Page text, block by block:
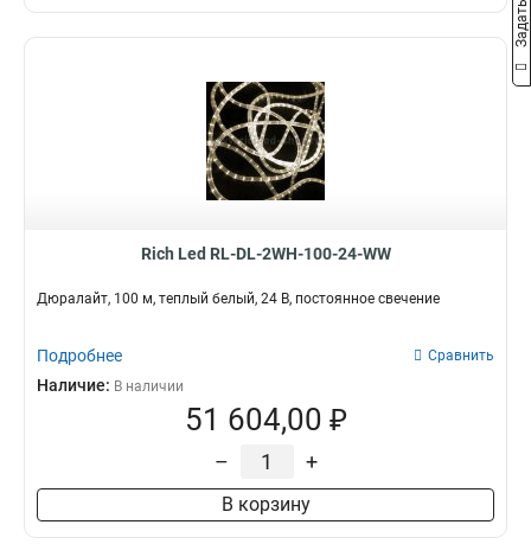
Rich Led RL-DL-2WH-100-24-WW
Дюралайт, 100 м, теплый белый, 24 В, постоянное свечение
Подробнее Сравнить
Наличие: В наличии
51 604,00 ₽
– +
В корзину